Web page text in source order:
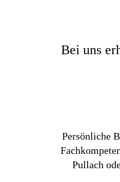
Bei uns
Persönliche
Pullach